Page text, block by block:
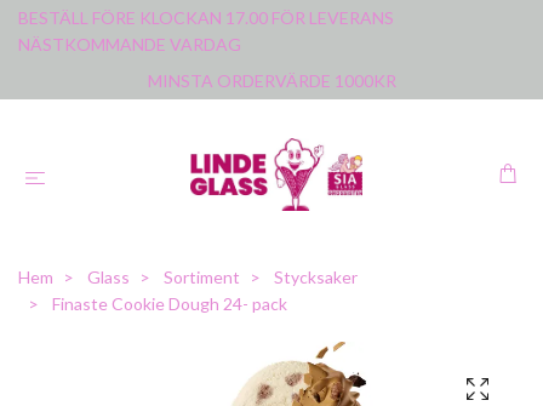
BESTÄLL FÖRE KLOCKAN 17.00 FÖR LEVERANS
NÄSTKOMMANDE VARDAG
MINSTA ORDERVÄRDE 1000KR
Hem Glass Sortiment
Stycksaker
Finaste Cookie Dough 24- pack